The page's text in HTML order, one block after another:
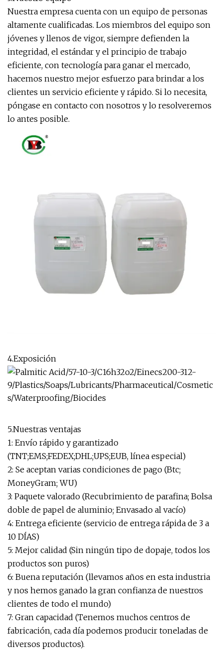
Nuestra empresa cuenta con un equipo de personas
altamente cualificadas. Los miembros del equipo son
jóvenes y llenos de vigor, siempre defienden la
integridad, el estándar y el principio de trabajo
eficiente, con tecnología para ganar el mercado,
hacemos nuestro mejor esfuerzo para brindar a los
clientes un servicio eficiente y rápido. Si lo necesita,
póngase en contacto con nosotros y lo resolveremos
lo antes posible.
4.Exposición
5.Nuestras ventajas
1: Envío rápido y garantizado
(TNT;EMS;FEDEX;DHL;UPS;EUB, línea especial)
2: Se aceptan varias condiciones de pago (Btc;
MoneyGram; WU)
3: Paquete valorado (Recubrimiento de parafina; Bolsa
doble de papel de aluminio; Envasado al vacío)
4: Entrega eficiente (servicio de entrega rápida de 3 a
10 DÍAS)
5: Mejor calidad (Sin ningún tipo de dopaje, todos los
productos son puros)
6: Buena reputación (llevamos años en esta industria
y nos hemos ganado la gran confianza de nuestros
clientes de todo el mundo)
7: Gran capacidad (Tenemos muchos centros de
fabricación, cada día podemos producir toneladas de
diversos productos).